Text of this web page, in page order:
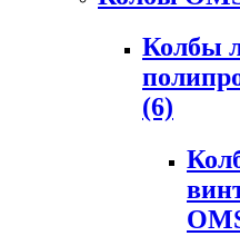
Колбы
(6)